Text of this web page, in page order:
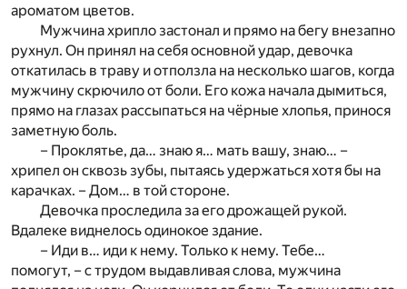
ароматом цветов.
Мужчина хрипло застонал и прямо на бегу внезапно
рухнул. Он принял на себя основной удар, девочка
откатилась в траву и отползла на несколько шагов, когда
мужчину скрючило от боли. Его кожа начала дымиться,
прямо на глазах рассыпаться на чёрные хлопья, принося
заметную боль.
– Проклятье, да… знаю я… мать вашу, знаю… –
хрипел он сквозь зубы, пытаясь удержаться хотя бы на
карачках. – Дом… в той стороне.
Девочка проследила за его дрожащей рукой.
Вдалеке виднелось одинокое здание.
– Иди в… иди к нему. Только к нему. Тебе…
помогут, – с трудом выдавливая слова, мужчина